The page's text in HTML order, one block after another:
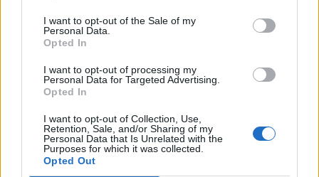
I want to opt-out of the Sale of my
Personal Data.
Opted In
I want to opt-out of processing my
Personal Data for Targeted Advertising.
Opted In
I want to opt-out of Collection, Use,
Retention, Sale, and/or Sharing of my
Personal Data that Is Unrelated with the
Purposes for which it was collected.
Opted Out
Στα 15 δισ. ευρώ ο στόχος για νέα δάνεια το 2026
- Η «ακτινογραφία» της κερδοφορίας των
09/08/2026 - 10:52 ΤΡΑΠΕΖΕΣ
το μεταναστευτικό με αμοιβαίους συνοριακούς
ελέγχους
09/08/2026 - 10:29